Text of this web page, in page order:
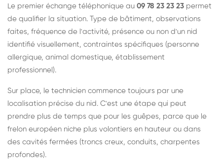
Le premier échange téléphonique au 09 78 23 23 23 permet
de qualifier la situation. Type de bâtiment, observations
faites, fréquence de l'activité, présence ou non d'un nid
identifié visuellement, contraintes spécifiques (personne
allergique, animal domestique, établissement
professionnel).
Sur place, le technicien commence toujours par une
localisation précise du nid. C'est une étape qui peut
prendre plus de temps que pour les guêpes, parce que le
frelon européen niche plus volontiers en hauteur ou dans
des cavités fermées (troncs creux, conduits, charpentes
profondes).